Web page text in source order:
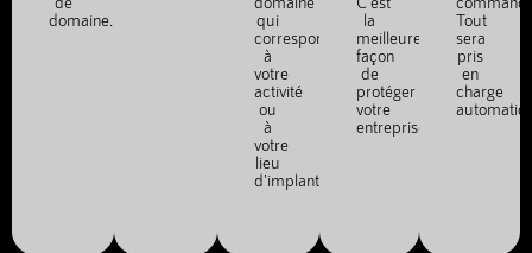
domaine.
qui
correspond
à
votre
activité
ou
à
votre
lieu
d'implantation.
la
meilleure
façon
de
protéger
votre
entreprise.
Tout
sera
pris
en
charge